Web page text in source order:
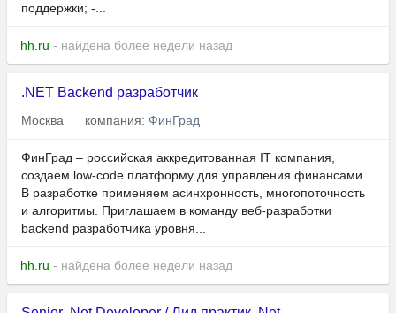
поддержки; -...
hh.ru - найдена более недели назад
.NET Backend разработчик
Москва компания: ФинГрад
ФинГрад – российская аккредитованная IT компания,
создаем low-code платформу для управления финансами.
В разработке применяем асинхронность, многопоточность
и алгоритмы. Приглашаем в команду веб-разработки
backend разработчика уровня...
hh.ru - найдена более недели назад